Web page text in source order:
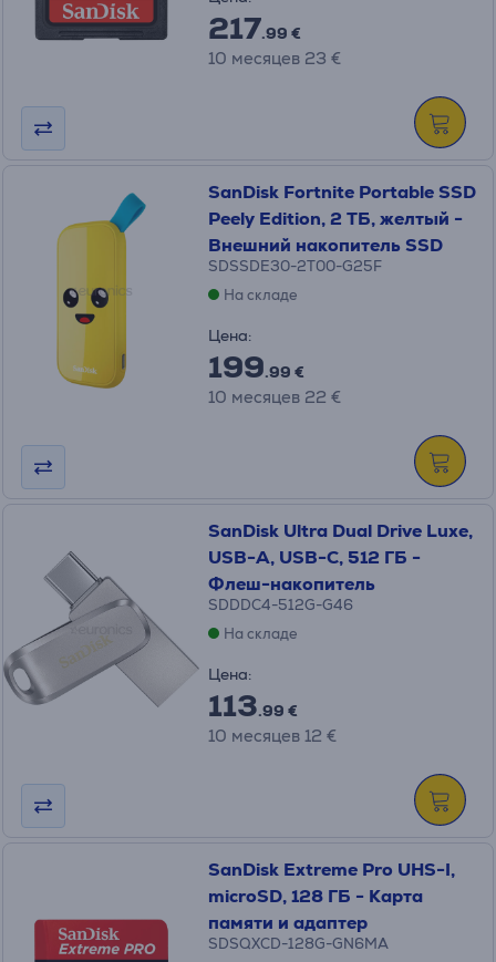
217.99 €
10 месяцев 23 €
SanDisk Fortnite Portable SSD
Peely Edition, 2 ТБ, желтый -
Внешний накопитель SSD
SDSSDE30-2T00-G25F
На складе
Цена:
199.99 €
10 месяцев 22 €
SanDisk Ultra Dual Drive Luxe,
USB-A, USB-C, 512 ГБ -
Флеш-накопитель
SDDDC4-512G-G46
На складе
Цена:
113.99 €
10 месяцев 12 €
SanDisk Extreme Pro UHS-I,
microSD, 128 ГБ - Карта
памяти и адаптер
SDSQXCD-128G-GN6MA